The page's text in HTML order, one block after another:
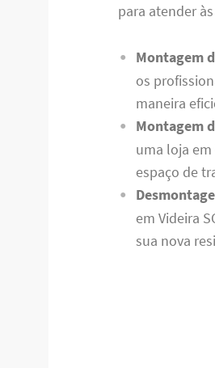
para atender
Montagem
os
maneira
Montagem
uma loja
espaço de
em Videira
sua nova